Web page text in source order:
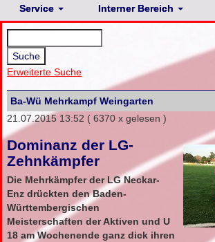
Service Interner Bereich
Erweiterte Suche
Ba-Wü Mehrkampf Weingarten
21.07.2015 13:52 ( 6370 x gelesen )
Dominanz der LG-
Zehnkämpfer
Die Mehrkämpfer der LG Neckar-
Enz drückten den Baden-
Württembergischen
Meisterschaften der Aktiven und U
18 am Wochenende ganz dick ihren